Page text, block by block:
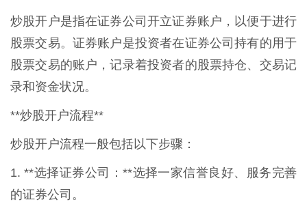
炒股开户是指在证券公司开立证券账户，以便于进行
股票交易。证券账户是投资者在证券公司持有的用于
股票交易的账户，记录着投资者的股票持仓、交易记
录和资金状况。
**炒股开户流程**
炒股开户流程一般包括以下步骤：
1. **选择证券公司：**选择一家信誉良好、服务完善
的证券公司。